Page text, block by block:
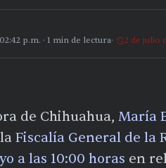
02:42 p.m. · 1 min de lectura 2 de julio
de Chihuahua, María
Fiscalía General de la
a las 10:00 horas en